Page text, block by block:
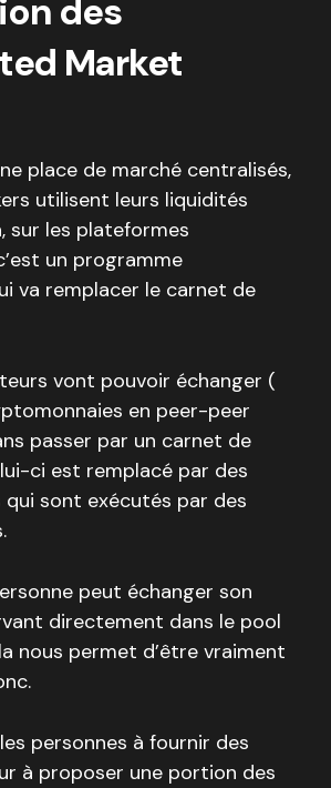
des
Market
place de marché centralisés,
utilisent leurs liquidités
sur les plateformes
un programme
va remplacer le carnet de
vont pouvoir échanger (
en peer-peer
passer par un carnet de
ci est remplacé par des
sont exécutés par des
peut échanger son
directement dans le pool
nous permet d’être vraiment
personnes à fournir des
à proposer une portion des